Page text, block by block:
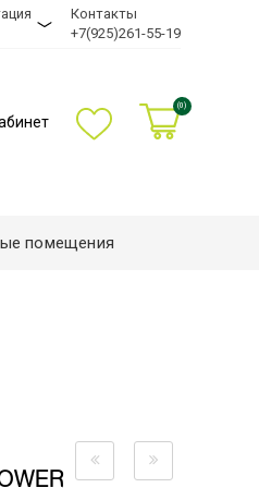
Контакты
+7(925)261-55-19
(0)
помещения